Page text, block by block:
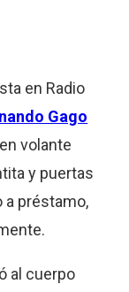
en Radio
Gago
volante
y puertas
a préstamo,
al cuerpo